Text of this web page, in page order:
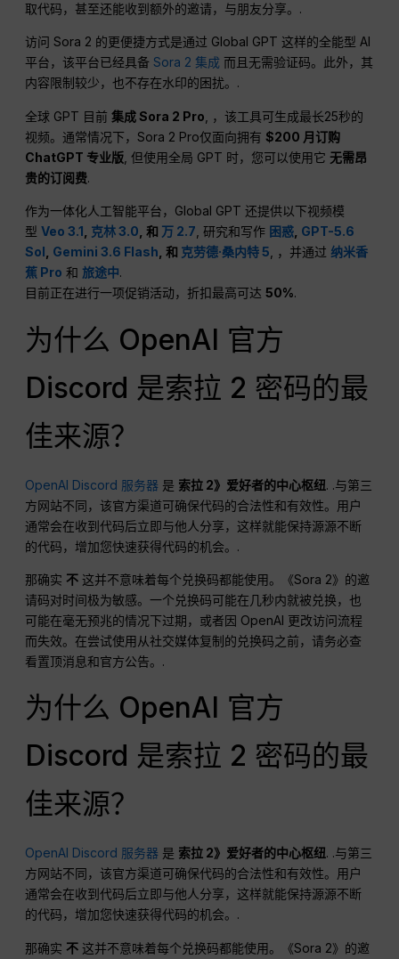
取代码，甚至还能收到额外的邀请，与朋友分享。.
访问 Sora 2 的更便捷方式是通过 Global GPT 这样的全能型 AI
平台，该平台已经具备Sora 2 集成 而且无需验证码。此外，其
内容限制较少，也不存在水印的困扰。.
全球 GPT 目前集成 Sora 2 Pro , ，该工具可生成最长25秒的
视频。通常情况下，Sora 2 Pro仅面向拥有$200 月订购
ChatGPT 专业版 , 但使用全局 GPT 时，您可以使用它 无需昂
贵的订阅费.
作为一体化人工智能平台，Global GPT 还提供以下视频模
型Veo 3.1 克林 3.0 , 和 万 2.7 , 研究和写作 困惑 GPT-5.6
Sol Gemini 3.6 Flash , 和 克劳德·桑内特 5 , ，并通过 纳米香
蕉 Pro 和 旅途中.
目前正在进行一项促销活动，折扣最高可达50%.
为什么 OpenAI 官方
Discord 是索拉 2 密码的最
佳来源？
OpenAI Discord 服务器 是 索拉 2》爱好者的中心枢纽. .与第三
方网站不同，该官方渠道可确保代码的合法性和有效性。用户
通常会在收到代码后立即与他人分享，这样就能保持源源不断
的代码，增加您快速获得代码的机会。.
那确实 不 这并不意味着每个兑换码都能使用。《Sora 2》的邀
请码对时间极为敏感。一个兑换码可能在几秒内就被兑换，也
可能在毫无预兆的情况下过期，或者因 OpenAI 更改访问流程
而失效。在尝试使用从社交媒体复制的兑换码之前，请务必查
看置顶消息和官方公告。.
为什么 OpenAI 官方
Discord 是索拉 2 密码的最
佳来源？
OpenAI Discord 服务器 是 索拉 2》爱好者的中心枢纽. .与第三
方网站不同，该官方渠道可确保代码的合法性和有效性。用户
通常会在收到代码后立即与他人分享，这样就能保持源源不断
的代码，增加您快速获得代码的机会。.
那确实 不 这并不意味着每个兑换码都能使用。《Sora 2》的邀